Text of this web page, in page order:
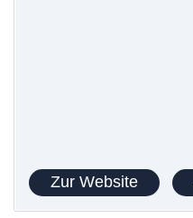
Zur Website